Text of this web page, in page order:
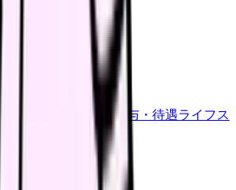
イド 職場環境 給与・待遇ライフス